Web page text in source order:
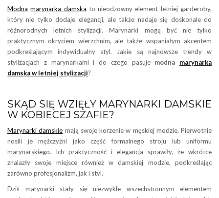
Modna marynarka damska to nieodzowny element letniej garderoby,
który nie tylko dodaje elegancji, ale także nadaje się doskonale do
różnorodnych letnich stylizacji. Marynarki mogą być nie tylko
praktycznym okryciem wierzchnim, ale także wspaniałym akcentem
podkreślającym indywidualny styl. Jakie są najnowsze trendy w
stylizacjach z marynarkami i do czego pasuje modna marynarka
damska w letniej stylizacji?
SKĄD SIĘ WZIĘŁY MARYNARKI DAMSKIE
W KOBIECEJ SZAFIE?
Marynarki damskie mają swoje korzenie w męskiej modzie. Pierwotnie
nosili je mężczyźni jako część formalnego stroju lub uniformu
marynarskiego. Ich praktyczność i elegancja sprawiły, że wkrótce
znalazły swoje miejsce również w damskiej modzie, podkreślając
zarówno profesjonalizm, jak i styl.
Dziś marynarki stały się niezwykle wszechstronnym elementem